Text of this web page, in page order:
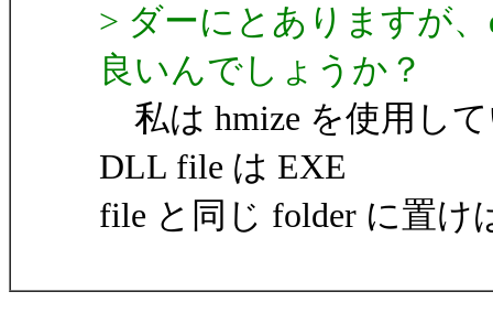
> ダーにとありますが
良いんでしょうか？
私は hmize を使用し
DLL file は EXE
file と同じ folder に置